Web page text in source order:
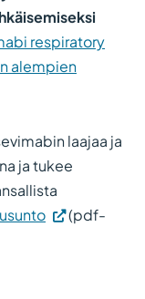
respiratory
alempien
laajaa ja
ja tukee
(pdf-